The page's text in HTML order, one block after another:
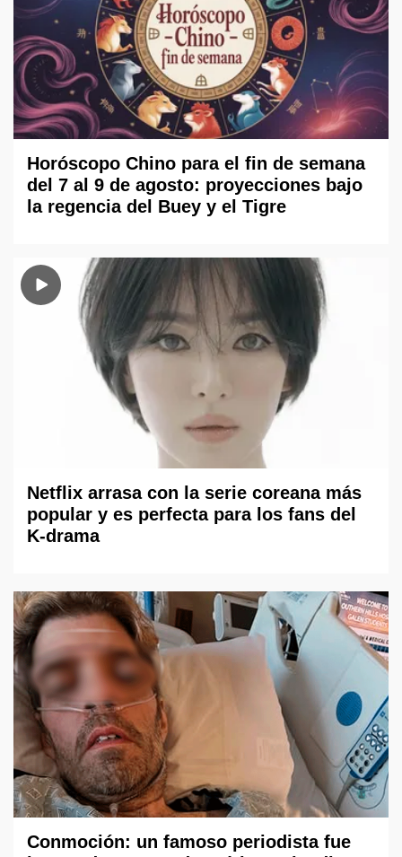
Horóscopo Chino para el fin de semana
del 7 al 9 de agosto: proyecciones bajo
la regencia del Buey y el Tigre
Netflix arrasa con la serie coreana más
popular y es perfecta para los fans del
K-drama
Conmoción: un famoso periodista fue